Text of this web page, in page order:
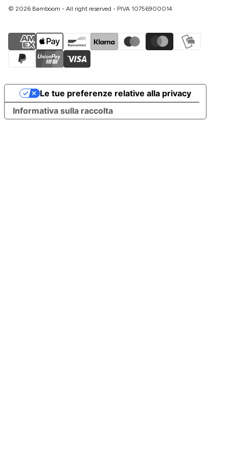
© 2026 Bamboom - All right reserved - PIVA 10756900014
Informativa sulla raccolta
Le tue preferenze relative alla privacy